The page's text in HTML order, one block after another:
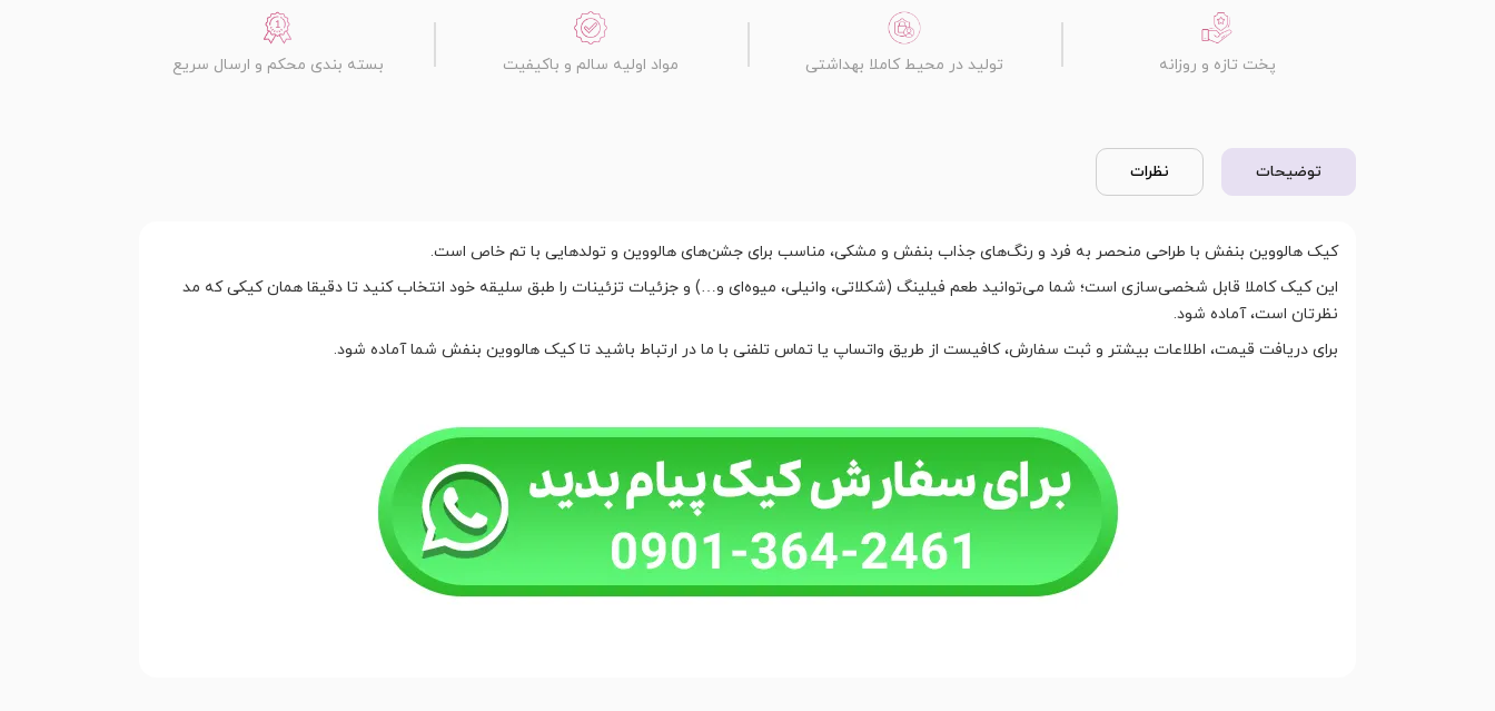
پخت تازه و روزانه تولید در محیط کاملا بهداشتی مواد اولیه سالم و باکیفیت بسته بندی محکم و ارسال سریع
توضیحات نظرات
کیک هالووین بنفش با طراحی منحصر به فرد و رنگ‌های جذاب بنفش و مشکی، مناسب برای جشن‌های هالووین و تولدهایی با تم خاص است.
این کیک کاملا قابل شخصی‌سازی است؛ شما می‌توانید طعم فیلینگ (شکلاتی، وانیلی، میوه‌ای و…) و جزئیات تزئینات را طبق سلیقه خود انتخاب کنید تا دقیقا همان کیکی که مد
نظرتان است، آماده شود.
برای دریافت قیمت، اطلاعات بیشتر و ثبت سفارش، کافیست از طریق واتساپ یا تماس تلفنی با ما در ارتباط باشید تا کیک هالووین بنفش شما آماده شود.